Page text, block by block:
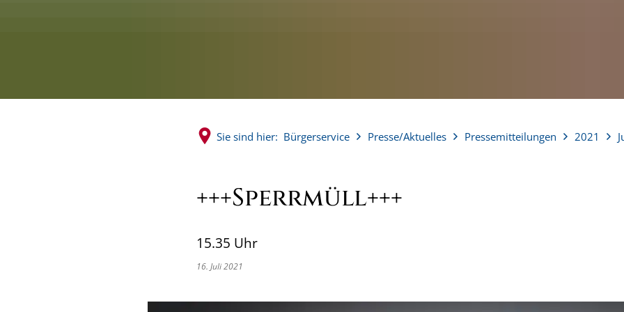
Sie sind hier: Bürgerservice Presse/Aktuelles Pressemitteilungen 2021
+++Sperrmüll+++
15.35 Uhr
16. Juli 2021